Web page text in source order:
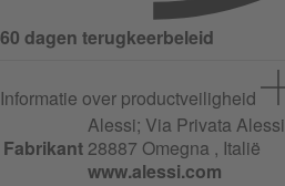
60 dagen terugkeerbeleid
Informatie over productveiligheid
Fabrikant
Alessi; Via Privata Alessi
28887 Omegna , Italië
www.alessi.com